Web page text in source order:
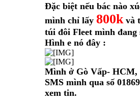
Đặc biệt nếu bác nào
mình chỉ lấy 800k và
túi đôi Fleet mình đang
Hình e nó đây :
Mình ở Gò Vấp- HCM,
SMS mình qua số
xem tin.